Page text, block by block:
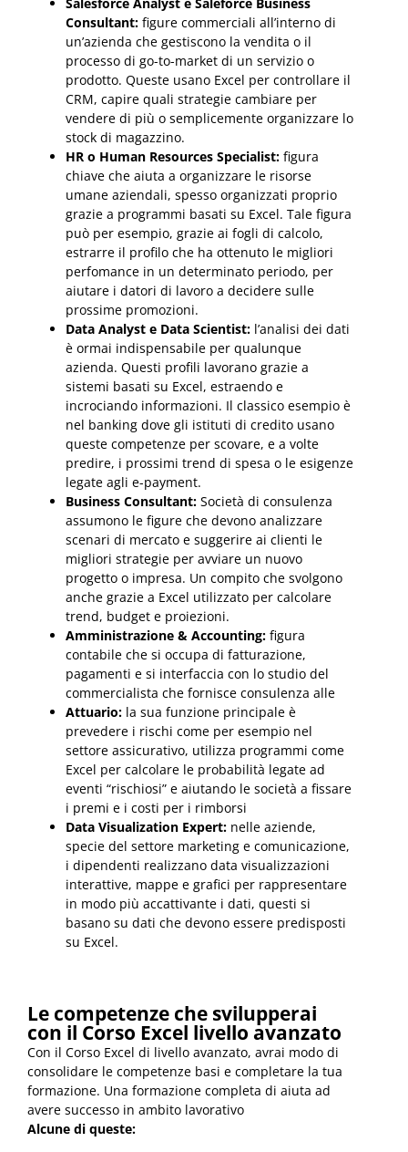
Consultant: figure commerciali all’interno di
un’azienda che gestiscono la vendita o il
processo di go-to-market di un servizio o
prodotto. Queste usano Excel per controllare il
CRM, capire quali strategie cambiare per
vendere di più o semplicemente organizzare lo
stock di magazzino.
HR o Human Resources Specialist: figura
chiave che aiuta a organizzare le risorse
umane aziendali, spesso organizzati proprio
grazie a programmi basati su Excel. Tale figura
può per esempio, grazie ai fogli di calcolo,
estrarre il profilo che ha ottenuto le migliori
perfomance in un determinato periodo, per
aiutare i datori di lavoro a decidere sulle
prossime promozioni.
Data Analyst e Data Scientist: l’analisi dei dati
è ormai indispensabile per qualunque
azienda. Questi profili lavorano grazie a
sistemi basati su Excel, estraendo e
incrociando informazioni. Il classico esempio è
nel banking dove gli istituti di credito usano
queste competenze per scovare, e a volte
predire, i prossimi trend di spesa o le esigenze
legate agli e-payment.
Business Consultant: Società di consulenza
assumono le figure che devono analizzare
scenari di mercato e suggerire ai clienti le
migliori strategie per avviare un nuovo
progetto o impresa. Un compito che svolgono
anche grazie a Excel utilizzato per calcolare
trend, budget e proiezioni.
Amministrazione & Accounting: figura
contabile che si occupa di fatturazione,
pagamenti e si interfaccia con lo studio del
commercialista che fornisce consulenza alle
Attuario: la sua funzione principale è
prevedere i rischi come per esempio nel
settore assicurativo, utilizza programmi come
Excel per calcolare le probabilità legate ad
eventi “rischiosi” e aiutando le società a fissare
i premi e i costi per i rimborsi
Data Visualization Expert: nelle aziende,
specie del settore marketing e comunicazione,
i dipendenti realizzano data visualizzazioni
interattive, mappe e grafici per rappresentare
in modo più accattivante i dati, questi si
basano su dati che devono essere predisposti
su Excel.
Le competenze che svilupperai
con il Corso Excel livello avanzato
Con il Corso Excel di livello avanzato, avrai modo di
consolidare le competenze basi e completare la tua
formazione. Una formazione completa di aiuta ad
avere successo in ambito lavorativo
Alcune di queste: